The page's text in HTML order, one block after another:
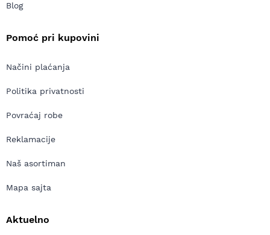
Blog
Pomoć pri kupovini
Načini plaćanja
Politika privatnosti
Povraćaj robe
Reklamacije
Naš asortiman
Mapa sajta
Aktuelno